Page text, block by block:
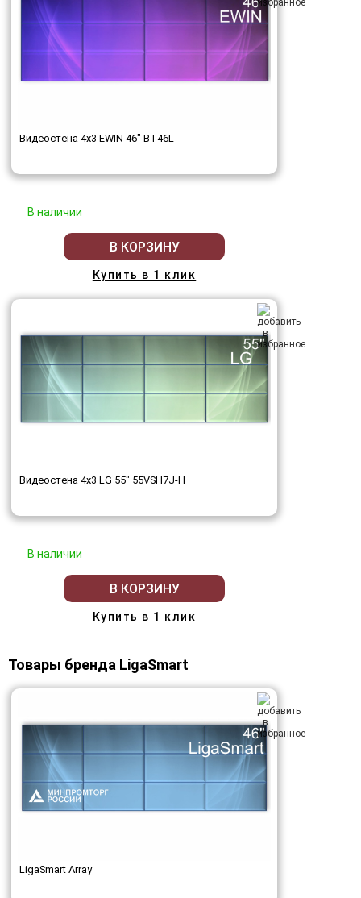
Видеостена 4x3 EWIN 46" BT46L
В наличии
В КОРЗИНУ
Купить в 1 клик
Видеостена 4x3 LG 55" 55VSH7J-H
В наличии
В КОРЗИНУ
Купить в 1 клик
Товары бренда LigaSmart
LigaSmart Array